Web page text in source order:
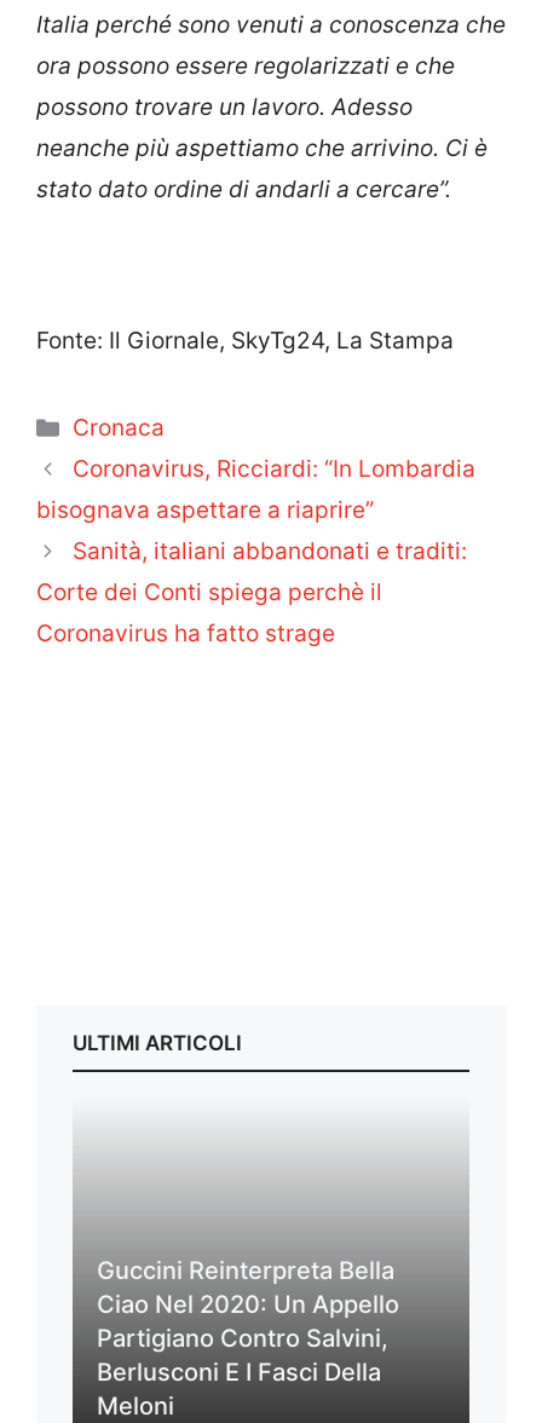
Italia perché sono venuti a conoscenza che
ora possono essere regolarizzati e che
possono trovare un lavoro. Adesso
neanche più aspettiamo che arrivino. Ci è
stato dato ordine di andarli a cercare”.
Fonte: Il Giornale, SkyTg24, La Stampa
Categorie
Cronaca
Coronavirus, Ricciardi: “In Lombardia
bisognava aspettare a riaprire”
Sanità, italiani abbandonati e traditi:
Corte dei Conti spiega perchè il
Coronavirus ha fatto strage
ULTIMI ARTICOLI
Guccini Reinterpreta Bella
Ciao Nel 2020: Un Appello
Partigiano Contro Salvini,
Berlusconi E I Fasci Della
Meloni